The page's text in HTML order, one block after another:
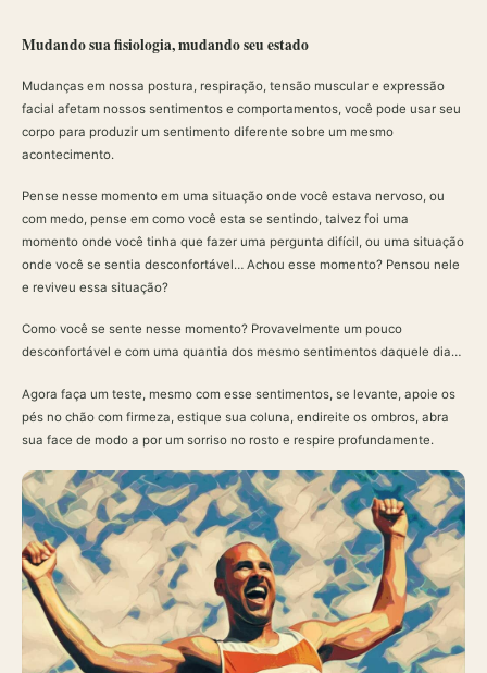
Mudando sua fisiologia, mudando seu estado
Mudanças em nossa postura, respiração, tensão muscular e expressão
facial afetam nossos sentimentos e comportamentos, você pode usar seu
corpo para produzir um sentimento diferente sobre um mesmo
acontecimento.
Pense nesse momento em uma situação onde você estava nervoso, ou
com medo, pense em como você esta se sentindo, talvez foi uma
momento onde você tinha que fazer uma pergunta difícil, ou uma situação
onde você se sentia desconfortável… Achou esse momento? Pensou nele
e reviveu essa situação?
Como você se sente nesse momento? Provavelmente um pouco
desconfortável e com uma quantia dos mesmo sentimentos daquele dia…
Agora faça um teste, mesmo com esse sentimentos, se levante, apoie os
pés no chão com firmeza, estique sua coluna, endireite os ombros, abra
sua face de modo a por um sorriso no rosto e respire profundamente.